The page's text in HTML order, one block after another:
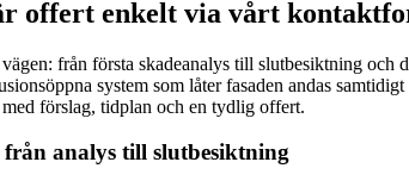
offert enkelt via vårt
från första skadeanalys till slutbesiktning
system som låter fasaden andas
förslag, tidplan och en tydlig offert.
analys till slutbesiktning